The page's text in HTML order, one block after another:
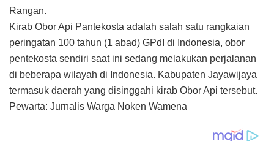
Rangan.
Kirab Obor Api Pantekosta adalah salah satu rangkaian
peringatan 100 tahun (1 abad) GPdI di Indonesia, obor
pentekosta sendiri saat ini sedang melakukan perjalanan
di beberapa wilayah di Indonesia. Kabupaten Jayawijaya
termasuk daerah yang disinggahi kirab Obor Api tersebut.
Pewarta: Jurnalis Warga Noken Wamena